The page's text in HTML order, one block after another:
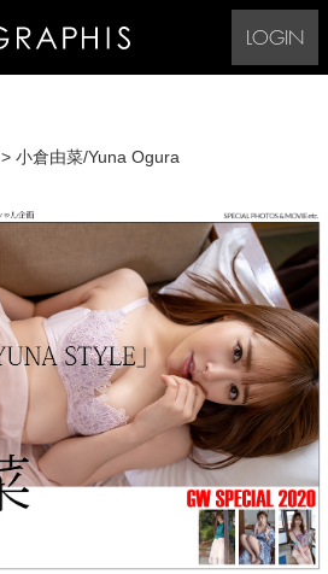
LOGIN
> 小倉由菜/Yuna Ogura